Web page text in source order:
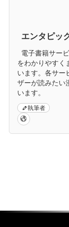
エンタピッ
電子書籍サー
をわかりやすく
います。各サー
ザーが読みたい
います。
執筆者